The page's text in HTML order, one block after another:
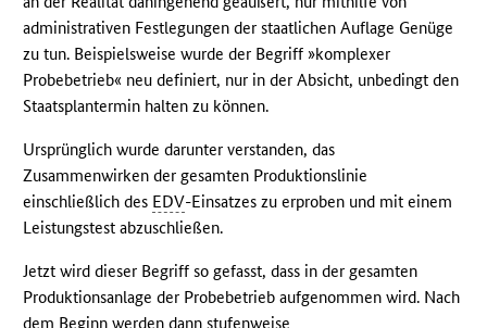
administrativen Festlegungen der staatlichen Auflage Genüge
zu tun. Beispielsweise wurde der Begriff »komplexer
Probebetrieb« neu definiert, nur in der Absicht, unbedingt den
Staatsplantermin halten zu können.
Ursprünglich wurde darunter verstanden, das
Zusammenwirken der gesamten Produktionslinie
einschließlich des EDV-Einsatzes zu erproben und mit einem
Leistungstest abzuschließen.
Jetzt wird dieser Begriff so gefasst, dass in der gesamten
Produktionsanlage der Probebetrieb aufgenommen wird. Nach
dem Beginn werden dann stufenweise